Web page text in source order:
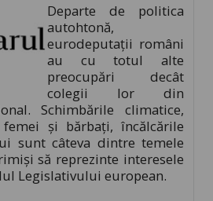
Departe de politica
autohtonă,
eurodeputaţii români
au cu totul alte
preocupări decât
colegii lor din
Schimbările climatice,
şi bărbaţi, încălcările
sunt câteva dintre temele
să reprezinte interesele
Legislativului european.